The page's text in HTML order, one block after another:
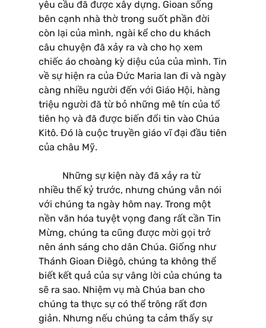
yêu cầu đã được xây dựng. Gioan sống
bên cạnh nhà thờ trong suốt phần đời
còn lại của mình, ngài kể cho du khách
câu chuyện đã xảy ra và cho họ xem
chiếc áo choàng kỳ diệu của của mình. Tin
về sự hiện ra của Đức Maria lan đi và ngày
càng nhiều người đến với Giáo Hội, hàng
triệu người đã từ bỏ những mê tín của tổ
tiên họ và đã được biến đổi tin vào Chúa
Kitô. Đó là cuộc truyền giáo vĩ đại đầu tiên
của châu Mỹ.
Những sự kiện này đã xảy ra từ
nhiều thế kỷ trước, nhưng chúng vẫn nói
với chúng ta ngày hôm nay. Trong một
nền văn hóa tuyệt vọng đang rất cần Tin
Mừng, chúng ta cũng được mời gọi trở
nên ánh sáng cho dân Chúa. Giống như
Thánh Gioan Điêgô, chúng ta không thể
biết kết quả của sự vâng lời của chúng ta
sẽ ra sao. Nhiệm vụ mà Chúa ban cho
chúng ta thực sự có thể trông rất đơn
giản. Nhưng nếu chúng ta cảm thấy sự